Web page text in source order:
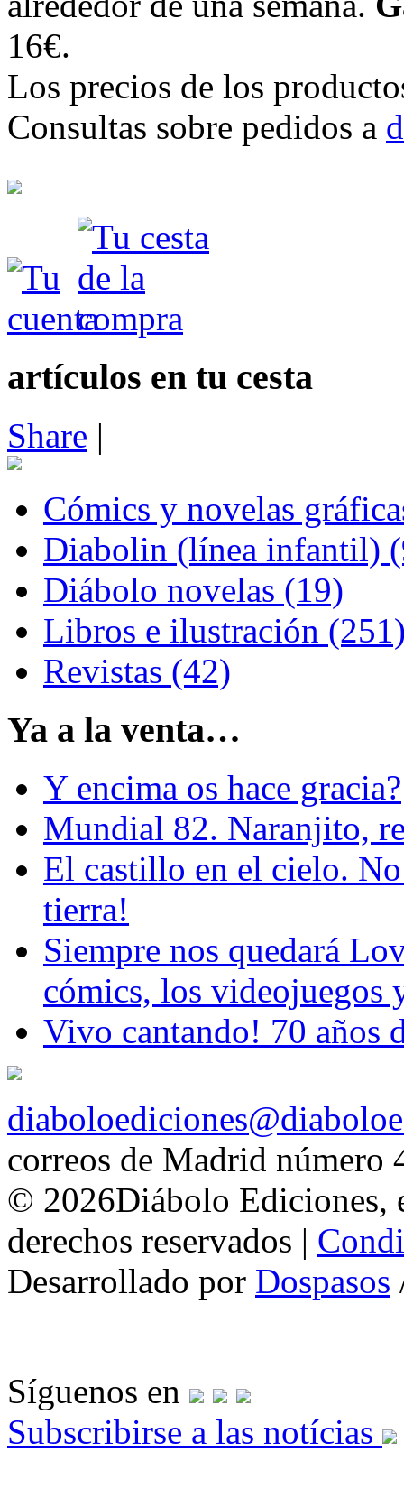
16€.
Los precios de los
Consultas sobre pedidos a
artículos en tu cesta
Share |
Cómics y novelas
Diabolin (línea infantil)
Diábolo novelas (19)
Libros e ilustración
Revistas (42)
Ya a la venta…
Y encima os hace gracia?
Mundial 82. Naranjito,
El castillo en el cielo.
tierra!
Siempre nos quedará
cómics, los videojuegos
Vivo cantando! 70 años
correos de Madrid número
© 2026Diábolo Ediciones,
derechos reservados |
Desarrollado por Dospasos
Síguenos en
Subscribirse a las notícias